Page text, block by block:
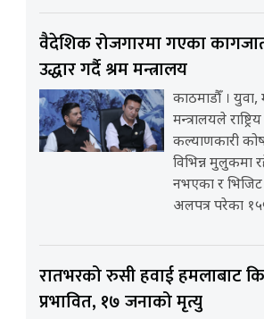
वैदेशिक रोजगारमा गएका
उद्धार गर्दै श्रम मन्त्रालय
काठमाडौँ । युवा,
मन्त्रालयले
कल्याणकारी
विभिन्न मुलुकमा
नभएका र भिजिट
अलपत्र परेका
रातभरको रुसी हवाई हमलाबाट
प्रभावित, १७ जनाको मृत्यु